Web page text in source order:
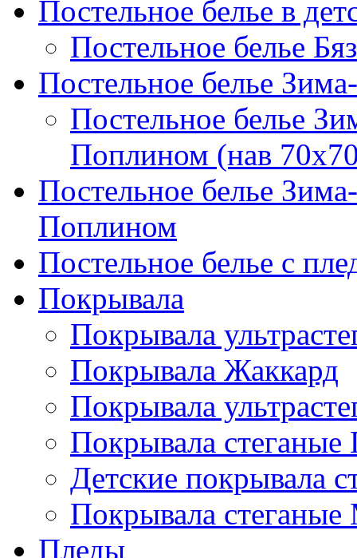
Постельное белье в
Постельное белье
Постельное белье
Постельное белье
Поплином (нав
Постельное белье
Поплином
Постельное белье с
Покрывала
Покрывала
Покрывала Жаккард
Покрывала
Покрывала стеганые
Детские покрывала
Покрывала
Пледы